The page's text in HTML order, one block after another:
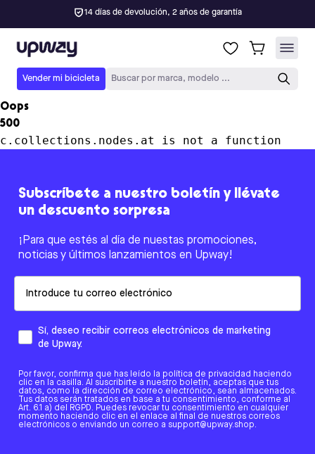
14 días de devolución, 2 años de garantía
Upway
Vender mi bicicleta Buscar por marca, modelo ...
Oops
500
c.collections.nodes.at is not a function
Subscríbete a nuestro boletín y llévate
un descuento sorpresa
¡Para que estés al día de nuestas promociones,
noticias y últimos lanzamientos en Upway!
Sí, deseo recibir correos electrónicos de marketing
de Upway.
Por favor, confirma que has leído la política de privacidad haciendo
clic en la casilla. Al suscribirte a nuestro boletín, aceptas que tus
datos, como la dirección de correo electrónico, sean almacenados.
Tus datos serán tratados en base a tu consentimiento, conforme al
Art. 6.1 a) del RGPD. Puedes revocar tu consentimiento en cualquier
momento haciendo clic en el enlace al final de nuestros correos
electrónicos o enviando un correo a support@upway.shop.